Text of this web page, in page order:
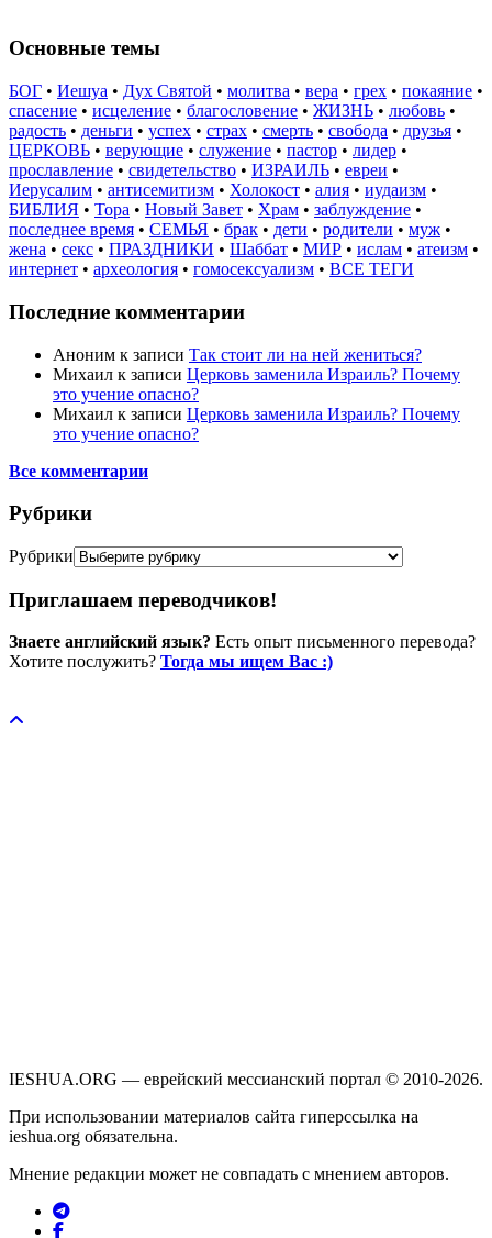
Основные темы
БОГ • Иешуа • Дух Святой • молитва • вера • грех • покаяние •
спасение • исцеление • благословение • ЖИЗНЬ • любовь •
радость • деньги • успех • страх • смерть • свобода • друзья •
ЦЕРКОВЬ • верующие • служение • пастор • лидер •
прославление • свидетельство • ИЗРАИЛЬ • евреи •
Иерусалим • антисемитизм • Холокост • алия • иудаизм •
БИБЛИЯ • Тора • Новый Завет • Храм • заблуждение •
последнее время • СЕМЬЯ • брак • дети • родители • муж •
жена • секс • ПРАЗДНИКИ • Шаббат • МИР • ислам • атеизм •
интернет • археология • гомосексуализм • ВСЕ ТЕГИ
Последние комментарии
Аноним к записи Так стоит ли на ней жениться?
Михаил к записи Церковь заменила Израиль? Почему
это учение опасно?
Михаил к записи Церковь заменила Израиль? Почему
это учение опасно?
Все комментарии
Рубрики
Рубрики
Приглашаем переводчиков!
Знаете английский язык? Есть опыт письменного перевода?
Хотите послужить? Тогда мы ищем Вас :)
IESHUA.ORG — еврейский мессианский портал © 2010-2026.
При использовании материалов сайта гиперссылка на
ieshua.org обязательна.
Мнение редакции может не совпадать с мнением авторов.